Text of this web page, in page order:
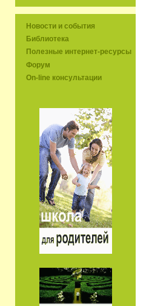
Новости и события
Библиотека
Полезные интернет-ресурсы
Форум
On-line консультации